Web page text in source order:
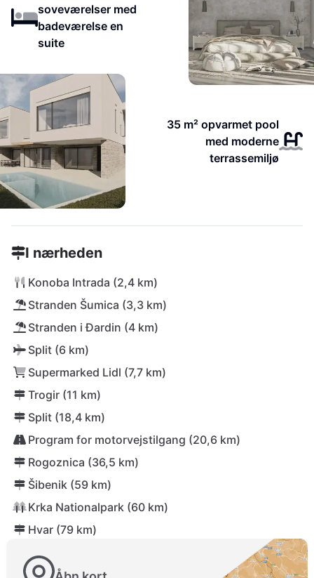
soveværelser med
badeværelse en
suite
35 m² opvarmet pool
med moderne
terrassemiljø
I nærheden
Konoba Intrada (2,4 km)
Stranden Šumica (3,3 km)
Stranden i Đardin (4 km)
Split (6 km)
Supermarked Lidl (7,7 km)
Trogir (11 km)
Split (18,4 km)
Program for motorvejstilgang (20,6 km)
Rogoznica (36,5 km)
Šibenik (59 km)
Krka Nationalpark (60 km)
Hvar (79 km)